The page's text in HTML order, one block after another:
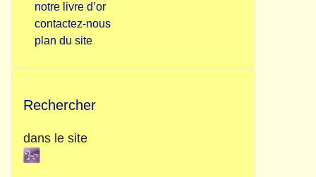
notre livre d’or
contactez-nous
plan du site
Rechercher
dans le site